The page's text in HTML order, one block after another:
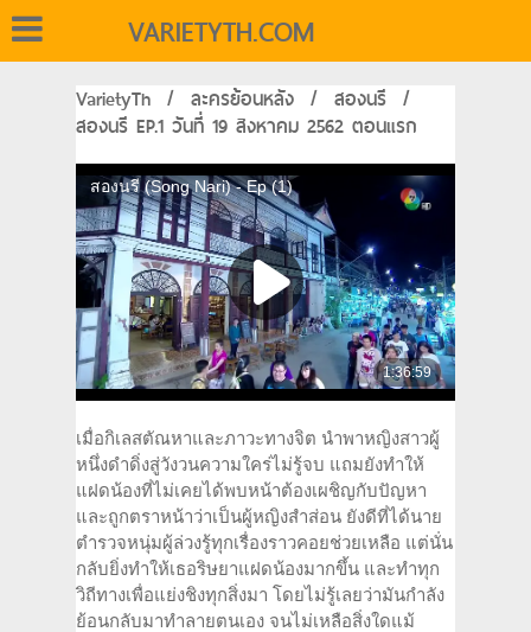
VARIETYTH.COM
VarietyTh / ละครย้อนหลัง / สองนรี /
สองนรี EP.1 วันที่ 19 สิงหาคม 2562 ตอนแรก
เมื่อกิเลสตัณหาและภาวะทางจิต นำพาหญิงสาวผู้
หนึ่งดำดิ่งสู่วังวนความใคร่ไม่รู้จบ แถมยังทำให้
แฝดน้องที่ไม่เคยได้พบหน้าต้องเผชิญกับปัญหา
และถูกตราหน้าว่าเป็นผู้หญิงสำส่อน ยังดีที่ได้นาย
ตำรวจหนุ่มผู้ล่วงรู้ทุกเรื่องราวคอยช่วยเหลือ แต่นั่น
กลับยิ่งทำให้เธอริษยาแฝดน้องมากขึ้น และทำทุก
วิถีทางเพื่อแย่งชิงทุกสิ่งมา โดยไม่รู้เลยว่ามันกำลัง
ย้อนกลับมาทำลายตนเอง จนไม่เหลือสิ่งใดแม้